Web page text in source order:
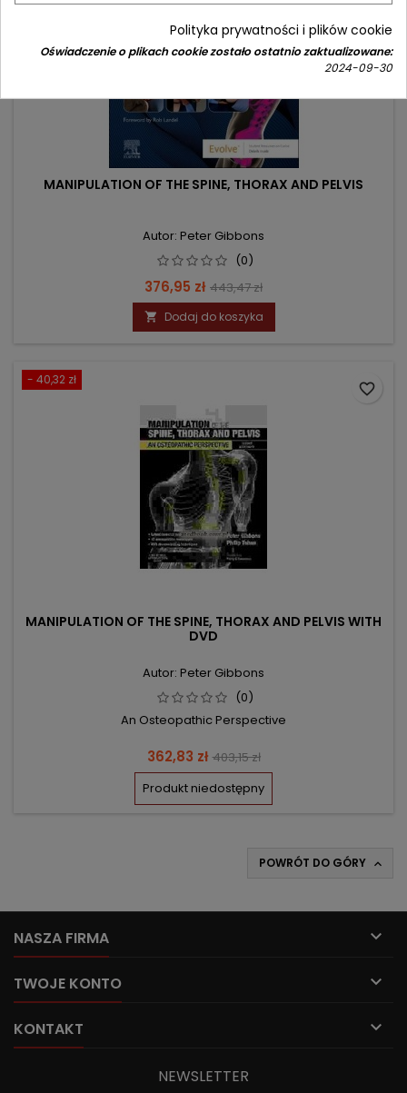
MANIPULATION OF THE SPINE, THORAX AND PELVIS
Autor: Peter Gibbons
(0)
Cena
376,95 zł Cena
podstawowa
443,47 zł
 Dodaj do koszyka
- 40,32 zł
MANIPULATION OF THE SPINE, THORAX AND PELVIS WITH
DVD
Autor: Peter Gibbons
(0)
An Osteopathic Perspective
Cena
362,83 zł Cena
podstawowa
403,15 zł
Produkt niedostępny
favorite_border
POWRÓT DO GÓRY 
NASZA FIRMA 
TWOJE KONTO 
KONTAKT 
NEWSLETTER
Polityka prywatności i plików cookie
Oświadczenie o plikach cookie zostało ostatnio zaktualizowane:
2024-09-30